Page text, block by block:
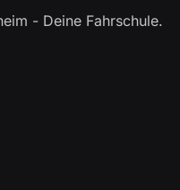
- Deine Fahrschule.